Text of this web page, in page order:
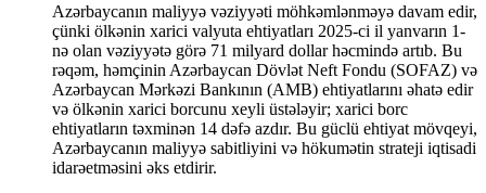
Azərbaycanın maliyyə vəziyyəti möhkəmlənməyə davam edir,
çünki ölkənin xarici valyuta ehtiyatları 2025-ci il yanvarın 1-
nə olan vəziyyətə görə 71 milyard dollar həcmində artıb. Bu
rəqəm, həmçinin Azərbaycan Dövlət Neft Fondu (SOFAZ) və
Azərbaycan Mərkəzi Bankının (AMB) ehtiyatlarını əhatə edir
və ölkənin xarici borcunu xeyli üstələyir; xarici borc
ehtiyatların təxminən 14 dəfə azdır. Bu güclü ehtiyat mövqeyi,
Azərbaycanın maliyyə sabitliyini və hökumətin strateji iqtisadi
idarəetməsini əks etdirir.